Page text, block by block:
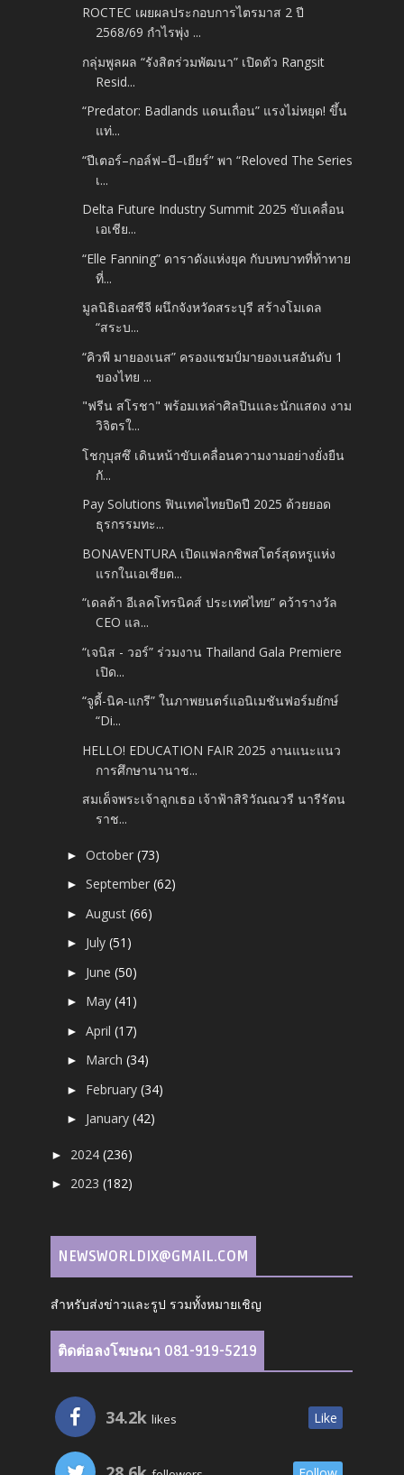
ROCTEC เผยผลประกอบการไตรมาส 2 ปี
2568/69 กำไรพุ่ง ...
กลุ่มพูลผล “รังสิตร่วมพัฒนา” เปิดตัว Rangsit
Resid...
“Predator: Badlands แดนเถื่อน” แรงไม่หยุด! ขึ้น
แท่...
“ปีเตอร์–กอล์ฟ–บี–เยียร์” พา “Reloved The Series
เ...
Delta Future Industry Summit 2025 ขับเคลื่อน
เอเชีย...
“Elle Fanning” ดาราดังแห่งยุค กับบทบาทที่ท้าทาย
ที่...
มูลนิธิเอสซีจี ผนึกจังหวัดสระบุรี สร้างโมเดล
“สระบ...
“คิวพี มายองเนส” ครองแชมป์มายองเนสอันดับ 1
ของไทย ...
"ฟรีน สโรชา" พร้อมเหล่าศิลปินและนักแสดง งาม
วิจิตรใ...
โชกุบุสซึ เดินหน้าขับเคลื่อนความงามอย่างยั่งยืน
กั...
Pay Solutions ฟินเทคไทยปิดปี 2025 ด้วยยอด
ธุรกรรมทะ...
BONAVENTURA เปิดแฟลกชิพสโตร์สุดหรูแห่ง
แรกในเอเชียต...
“เดลต้า อีเลคโทรนิคส์ ประเทศไทย” คว้ารางวัล
CEO แล...
“เจนิส - วอร์” ร่วมงาน Thailand Gala Premiere
เปิด...
“จูดี้-นิค-แกรี” ในภาพยนตร์แอนิเมชันฟอร์มยักษ์
“Di...
HELLO! EDUCATION FAIR 2025 งานแนะแนว
การศึกษานานาช...
สมเด็จพระเจ้าลูกเธอ เจ้าฟ้าสิริวัณณวรี นารีรัตน
ราช...
►October(73)
►September(62)
►August(66)
► July(51)
► June(50)
► May(41)
►April(17)
► March(34)
► February(34)
► January(42)
► 2024(236)
► 2023(182)
NEWSWORLDIX@GMAIL.COM
สำหรับส่งข่าวและรูป รวมทั้งหมายเชิญ
ติดต่อลงโฆษณา 081-919-5219
34.2k likes Like